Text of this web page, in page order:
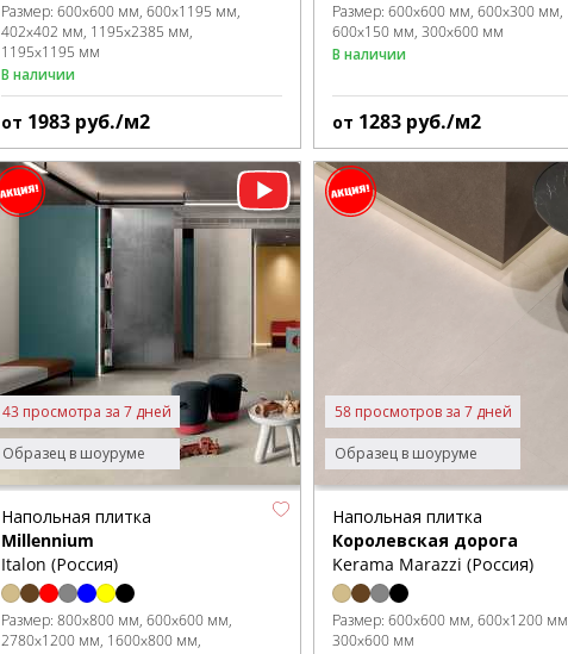
Размер: 600x600 мм 600x1195 мм
402x402 мм 1195x2385 мм
1195x1195 мм
В наличии
от 1983 руб./м2
Размер:600x600 мм 600x300 мм
600x150 мм 300x600 мм
В наличии
от 1283 руб./м2
Образец в шоуруме
43 просмотра за 7 дней
Напольная плитка
Millennium
Italon (Россия)
Размер: 800x800 мм 600x600 мм
2780x1200 мм 1600x800 мм
Образец в шоуруме
58 просмотров за 7 дней
Напольная плитка
Королевская дорога
Kerama Marazzi (Россия)
Размер:600x600 мм 600x1200 мм
300x600 мм